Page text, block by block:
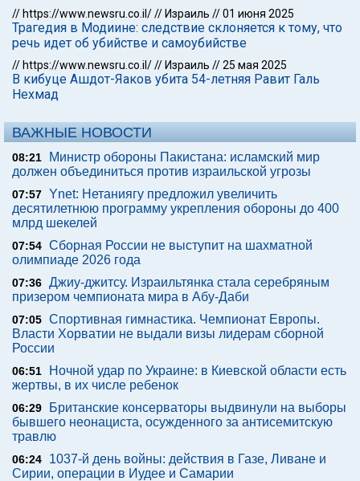
// https://www.newsru.co.il/// Израиль //01 июня 2025
Трагедия в Модиине: следствие склоняется к тому, что
речь идет об убийстве и самоубийстве
// https://www.newsru.co.il/// Израиль //25 мая 2025
В кибуце Ашдот-Яаков убита 54-летняя Равит Галь
Нехмад
ВАЖНЫЕ НОВОСТИ
08:21
Министр обороны Пакистана: исламский мир
должен объединиться против израильской угрозы
07:57 Ynet: Нетаниягу предложил увеличить
десятилетнюю программу укрепления обороны до 400
млрд шекелей
07:54 Сборная России не выступит на шахматной
олимпиаде 2026 года
07:36 Джиу-джитсу. Израильтянка стала серебряным
призером чемпионата мира в Абу-Даби
07:05 Спортивная гимнастика. Чемпионат Европы.
Власти Хорватии не выдали визы лидерам сборной
России
06:51
Ночной удар по Украине: в Киевской области есть
жертвы, в их числе ребенок
06:29
Британские консерваторы выдвинули на выборы
бывшего неонациста, осужденного за антисемитскую
травлю
06:24
1037-й день войны: действия в Газе, Ливане и
Сирии, операции в Иудее и Самарии